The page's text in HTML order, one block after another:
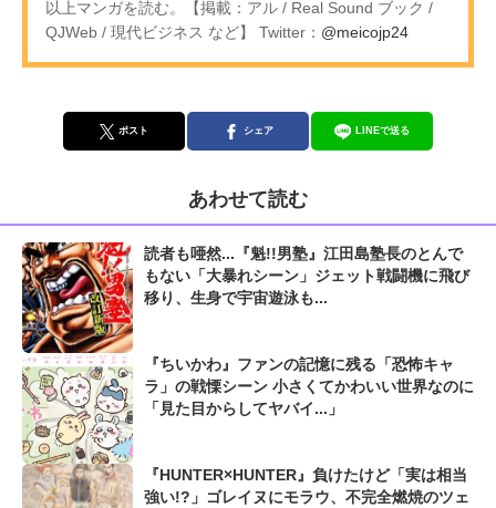
以上マンガを読む。【掲載：アル / Real Sound ブック /
QJWeb / 現代ビジネス など】 Twitter： @meicojp24
ポスト シェア LINEで送る
あわせて読む
読者も唖然...『魁!!男塾』江田島塾長のとんで
もない「大暴れシーン」ジェット戦闘機に飛び
移り、生身で宇宙遊泳も...
『ちいかわ』ファンの記憶に残る「恐怖キャ
ラ」の戦慄シーン 小さくてかわいい世界なのに
「見た目からしてヤバイ...」
『HUNTER×HUNTER』負けたけど「実は相当
強い!?」ゴレイヌにモラウ、不完全燃焼のツェ